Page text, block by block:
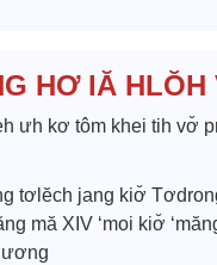
e
o
HƠ IĂ HLŎH
ưh kơ tôm khei tih vơ̆
tơlĕch jang kiơ̆
mă XIV ‘moi kiơ̆